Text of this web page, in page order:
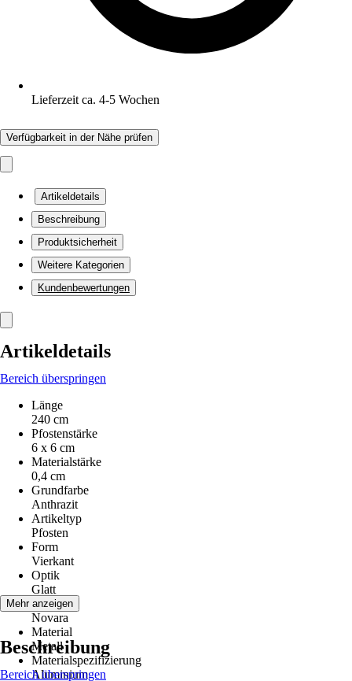
Lieferzeit ca. 4-5 Wochen
Verfügbarkeit in der Nähe prüfen
Artikeldetails
Beschreibung
Produktsicherheit
Weitere Kategorien
Kundenbewertungen
Artikeldetails
Bereich überspringen
Länge
240 cm
Pfostenstärke
6 x 6 cm
Materialstärke
0,4 cm
Grundfarbe
Anthrazit
Artikeltyp
Pfosten
Form
Vierkant
Optik
Glatt
Serie
Novara
Material
Metall
Materialspezifizierung
Aluminium
Mehr anzeigen
Beschreibung
Bereich überspringen